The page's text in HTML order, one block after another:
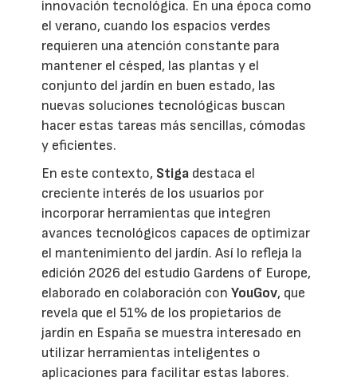
innovación tecnológica. En una época como
el verano, cuando los espacios verdes
requieren una atención constante para
mantener el césped, las plantas y el
conjunto del jardín en buen estado, las
nuevas soluciones tecnológicas buscan
hacer estas tareas más sencillas, cómodas
y eficientes.
En este contexto, Stiga destaca el
creciente interés de los usuarios por
incorporar herramientas que integren
avances tecnológicos capaces de optimizar
el mantenimiento del jardín. Así lo refleja la
edición 2026 del estudio Gardens of Europe,
elaborado en colaboración conYouGov, que
revela que el 51% de los propietarios de
jardín en España se muestra interesado en
utilizar herramientas inteligentes o
aplicaciones para facilitar estas labores.